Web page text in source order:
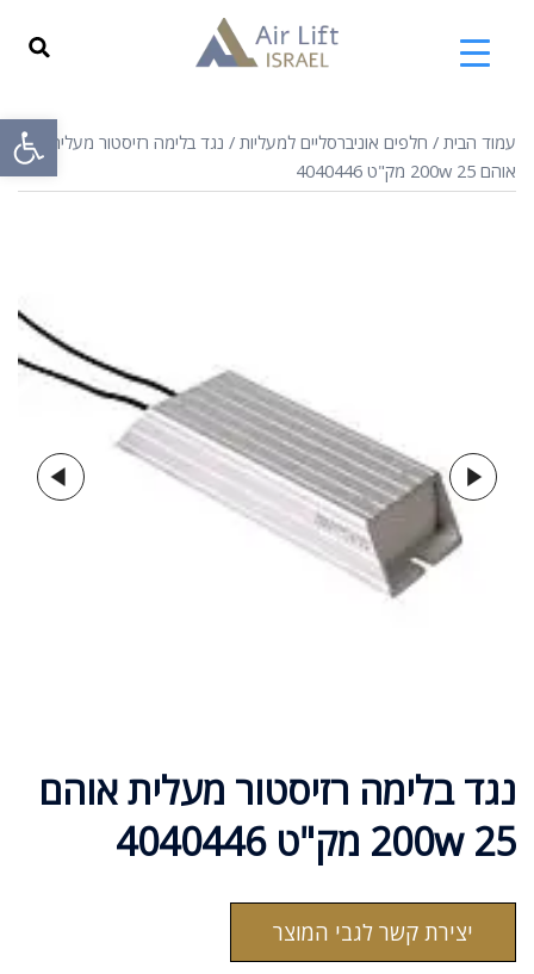
עמוד הבית / חלפים אוניברסליים למעליות / נגד בלימה רזיסטור מעלית
אוהם 200w 25 מק"ט 4040446
נגד בלימה רזיסטור מעלית אוהם
200w 25 מק"ט 4040446
יצירת קשר לגבי המוצר